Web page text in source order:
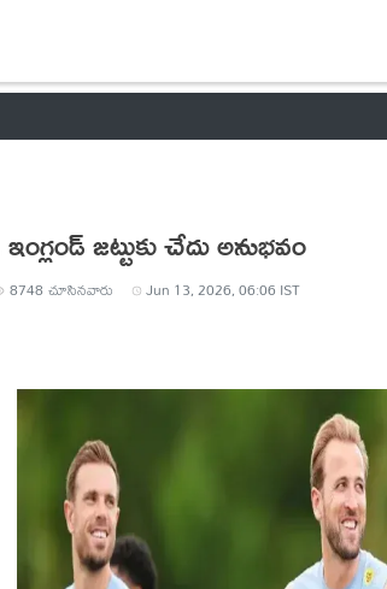
జట్టుకు చేదు అనుభవం
8748 చూసినవారు Jun 13, 2026, 06:06 IST